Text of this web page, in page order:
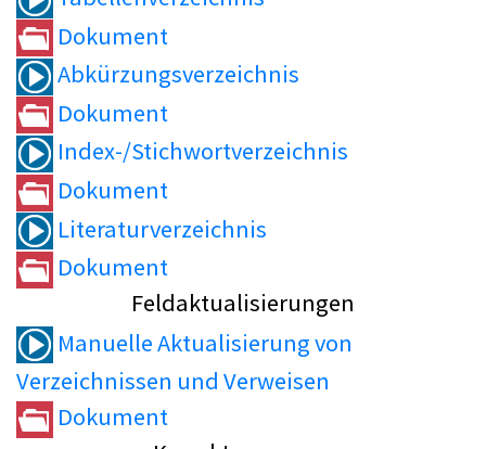
Dokument
Abkürzungsverzeichnis
Dokument
Index-/Stichwortverzeichnis
Dokument
Literaturverzeichnis
Dokument
Feldaktualisierungen
Manuelle Aktualisierung von
Verzeichnissen und Verweisen
Dokument